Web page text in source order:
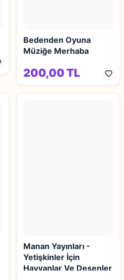
Bedenden Oyuna
Müziğe Merhaba
200,00 TL
Manan Yayınları -
Yetişkinler İçin
Hayvanlar Ve Desenler